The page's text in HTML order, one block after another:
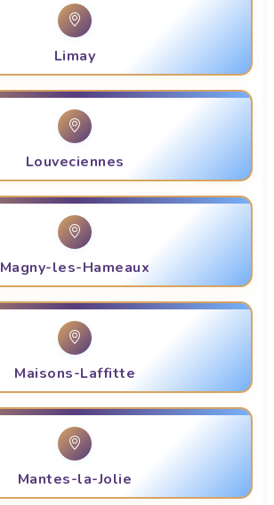
Limay
Louveciennes
Magny-les-Hameaux
Maisons-Laffitte
Mantes-la-Jolie